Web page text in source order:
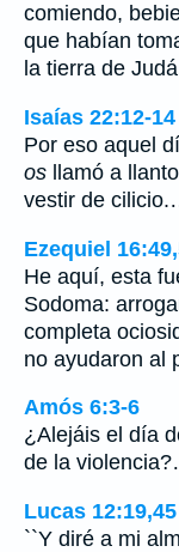
comiendo,
que habían
la tierra de
Isaías 22:12-14
Por eso aquel
os llamó a
vestir de
Ezequiel
He aquí, esta
Sodoma:
completa
no ayudaron al
Amós 6:3-6
¿Alejáis el día
de la
Lucas 12:19,45
``Y diré a mi